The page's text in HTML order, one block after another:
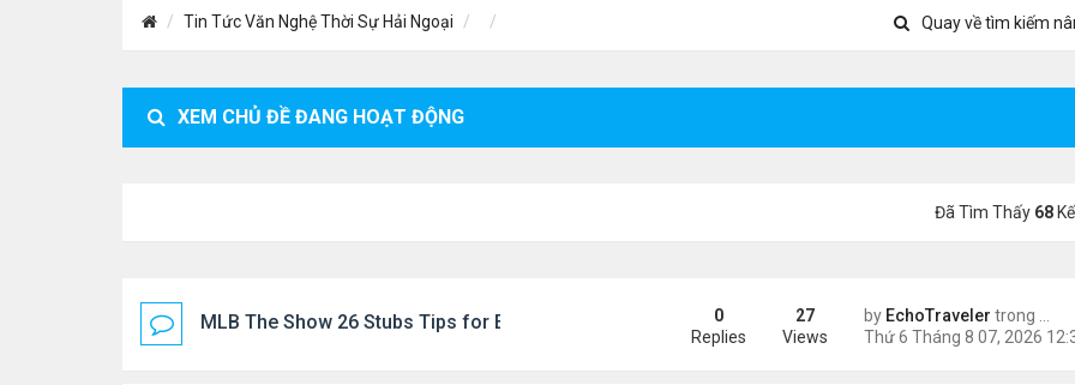
Tin Tức Văn Nghệ Thời Sự Hải Ngoại Quay về tìm kiếm
XEM CHỦ ĐỀ ĐANG HOẠT ĐỘNG
Đã Tìm Thấy 68
MLB The Show 26 Stubs Tips for Efficient Marketplace Trading Decisions by EchoTraveler trong
Tin
0
Replies
27
Views